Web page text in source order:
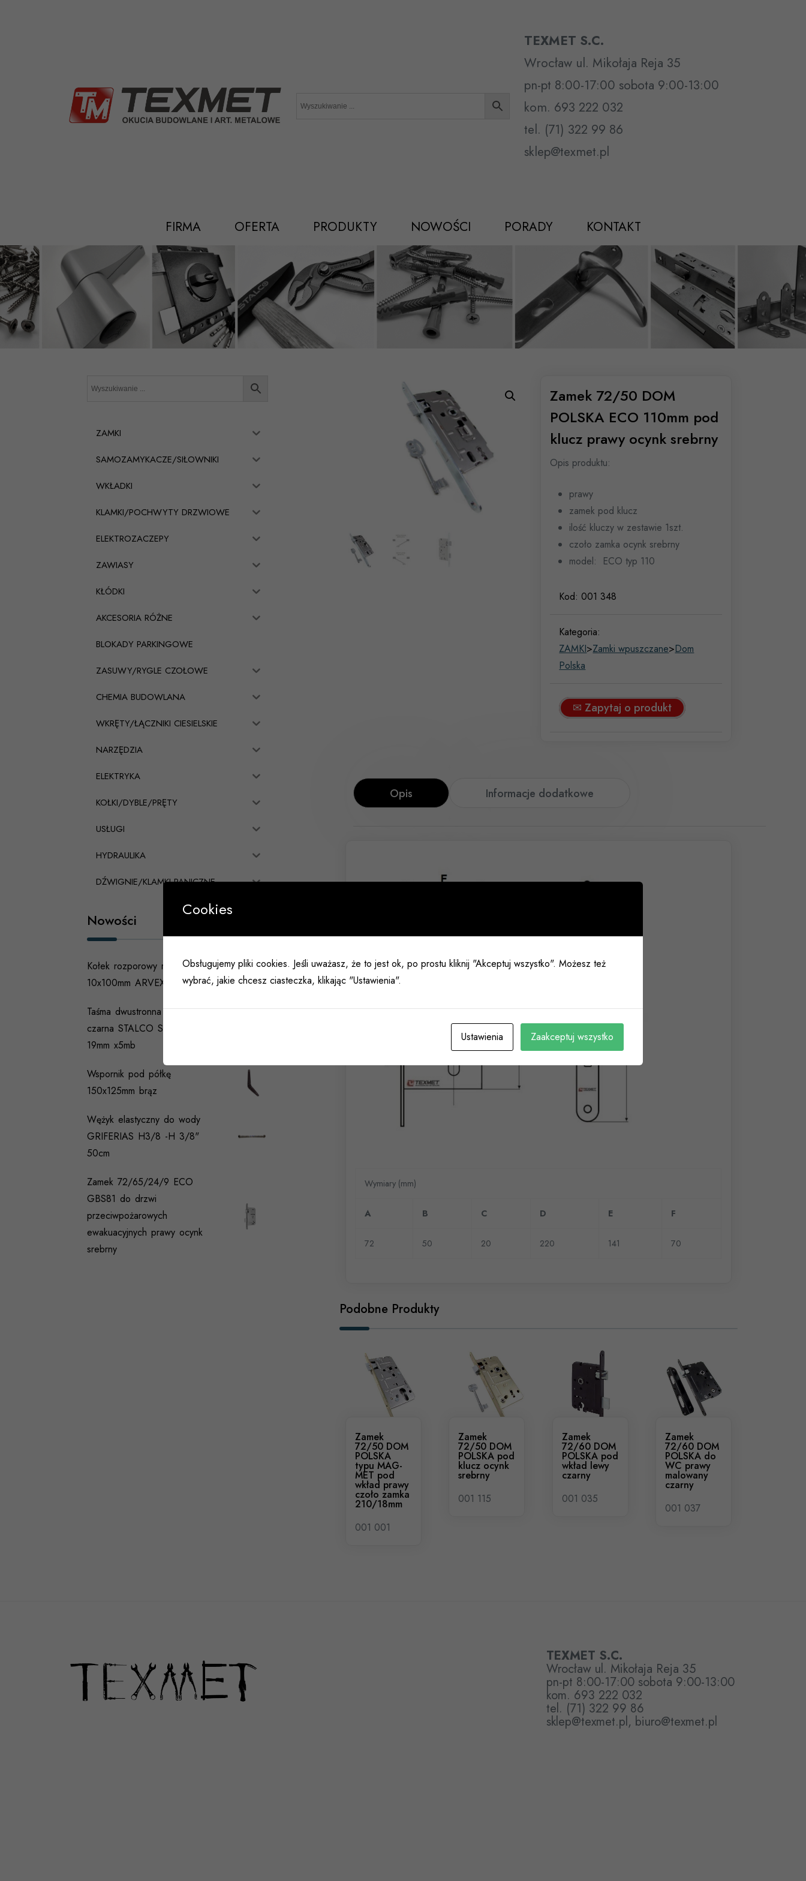
TEXMET S.C.
Wrocław ul. Mikołaja Reja 35
pn-pt 8:00-17:00 sobota 9:00-13:00
kom. 693 222 032
tel. (71) 322 99 86
sklep@texmet.pl
FIRMA OFERTA PRODUKTY NOWOŚCI PORADY KONTAKT
Zamek 72/50 DOM
POLSKA ECO 110mm pod
klucz prawy ocynk srebrny
Opis produktu:
prawy
zamek pod klucz
ilość kluczy w zestawie 1szt.
czoło zamka ocynk srebrny
model: ECO typ 110
Kod: 001 348
Kategoria:
ZAMKI>Zamki wpuszczane>Dom
Polska
✉ Zapytaj o produkt
Opis Informacje dodatkowe
Wymiary (mm)
A B C D E F
72 50 20 220 141 70
Podobne Produkty
Zamek
72/50 DOM
POLSKA
typu MAG-
MET pod
wkład prawy
czoło zamka
210/18mm
001 001
Zamek
72/50 DOM
POLSKA pod
klucz ocynk
srebrny
001 115
Zamek
72/60 DOM
POLSKA pod
wkład lewy
czarny
001 035
Zamek
72/60 DOM
POLSKA do
WC prawy
malowany
czarny
001 037
ZAMKI
SAMOZAMYKACZE/SIŁOWNIKI
WKŁADKI
KLAMKI/POCHWYTY DRZWIOWE
ELEKTROZACZEPY
ZAWIASY
KŁÓDKI
AKCESORIA RÓŻNE
BLOKADY PARKINGOWE
ZASUWY/RYGLE CZOŁOWE
CHEMIA BUDOWLANA
WKRĘTY/ŁĄCZNIKI CIESIELSKIE
NARZĘDZIA
ELEKTRYKA
KOŁKI/DYBLE/PRĘTY
USŁUGI
HYDRAULIKA
DŹWIGNIE/KLAMKI PANICZNE
Nowości
Kołek rozporowy ramowy AC
10x100mm ARVEX klucz
Taśma dwustronna piankowa
czarna STALCO STRONG
19mm x5mb
Wspornik pod półkę
150x125mm brąz
Wężyk elastyczny do wody
GRIFERIAS H3/8 -H 3/8"
50cm
Zamek 72/65/24/9 ECO
GBS81 do drzwi
przeciwpożarowych
ewakuacyjnych prawy ocynk
srebrny
TEXMET S.C.
Wrocław ul. Mikołaja Reja 35
pn-pt 8:00-17:00 sobota 9:00-13:00
kom. 693 222 032
tel. (71) 322 99 86
sklep@texmet.pl, biuro@texmet.pl
Cookies
Obsługujemy pliki cookies. Jeśli uważasz, że to jest ok, po prostu kliknij "Akceptuj wszystko". Możesz też
wybrać, jakie chcesz ciasteczka, klikając "Ustawienia".
Ustawienia Zaakceptuj wszystko